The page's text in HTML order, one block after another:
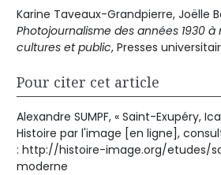
Karine Taveaux-Grandpierre, Joëlle
Photojournalisme des années 1930 à
cultures et public, Presses
Pour citer cet article
Alexandre SUMPF, « Saint-Exupéry,
Histoire par l'image [en ligne],
: http://histoire-image.org/etudes/
moderne